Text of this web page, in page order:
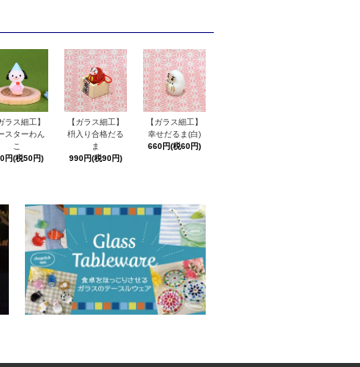
ラス細工】
スターわん
こ
円(税50円)
【ガラス細工】
枡入り合格だる
ま
990円(税90円)
【ガラス細工】
幸せだるま(白)
660円(税60円)